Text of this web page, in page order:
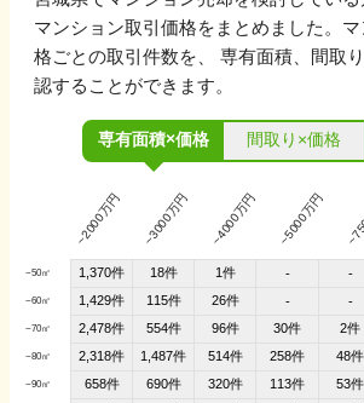
マンション取引価格をまとめました。
格ごとの取引件数を、 専有面積、間取
認することができます。
専有面積×価格 間取り×価格
~50㎡
~60㎡
~70㎡
~80㎡
~90㎡
~2000万円 ~3000万円 ~4000万円 ~5000万円
1,370件 18件 1件 - -
1,429件
115件 26件 - -
2,478件
554件 96件 30件 2件
2,318件
1,487件 514件 258件 48件
658件
690件 320件 113件 53件